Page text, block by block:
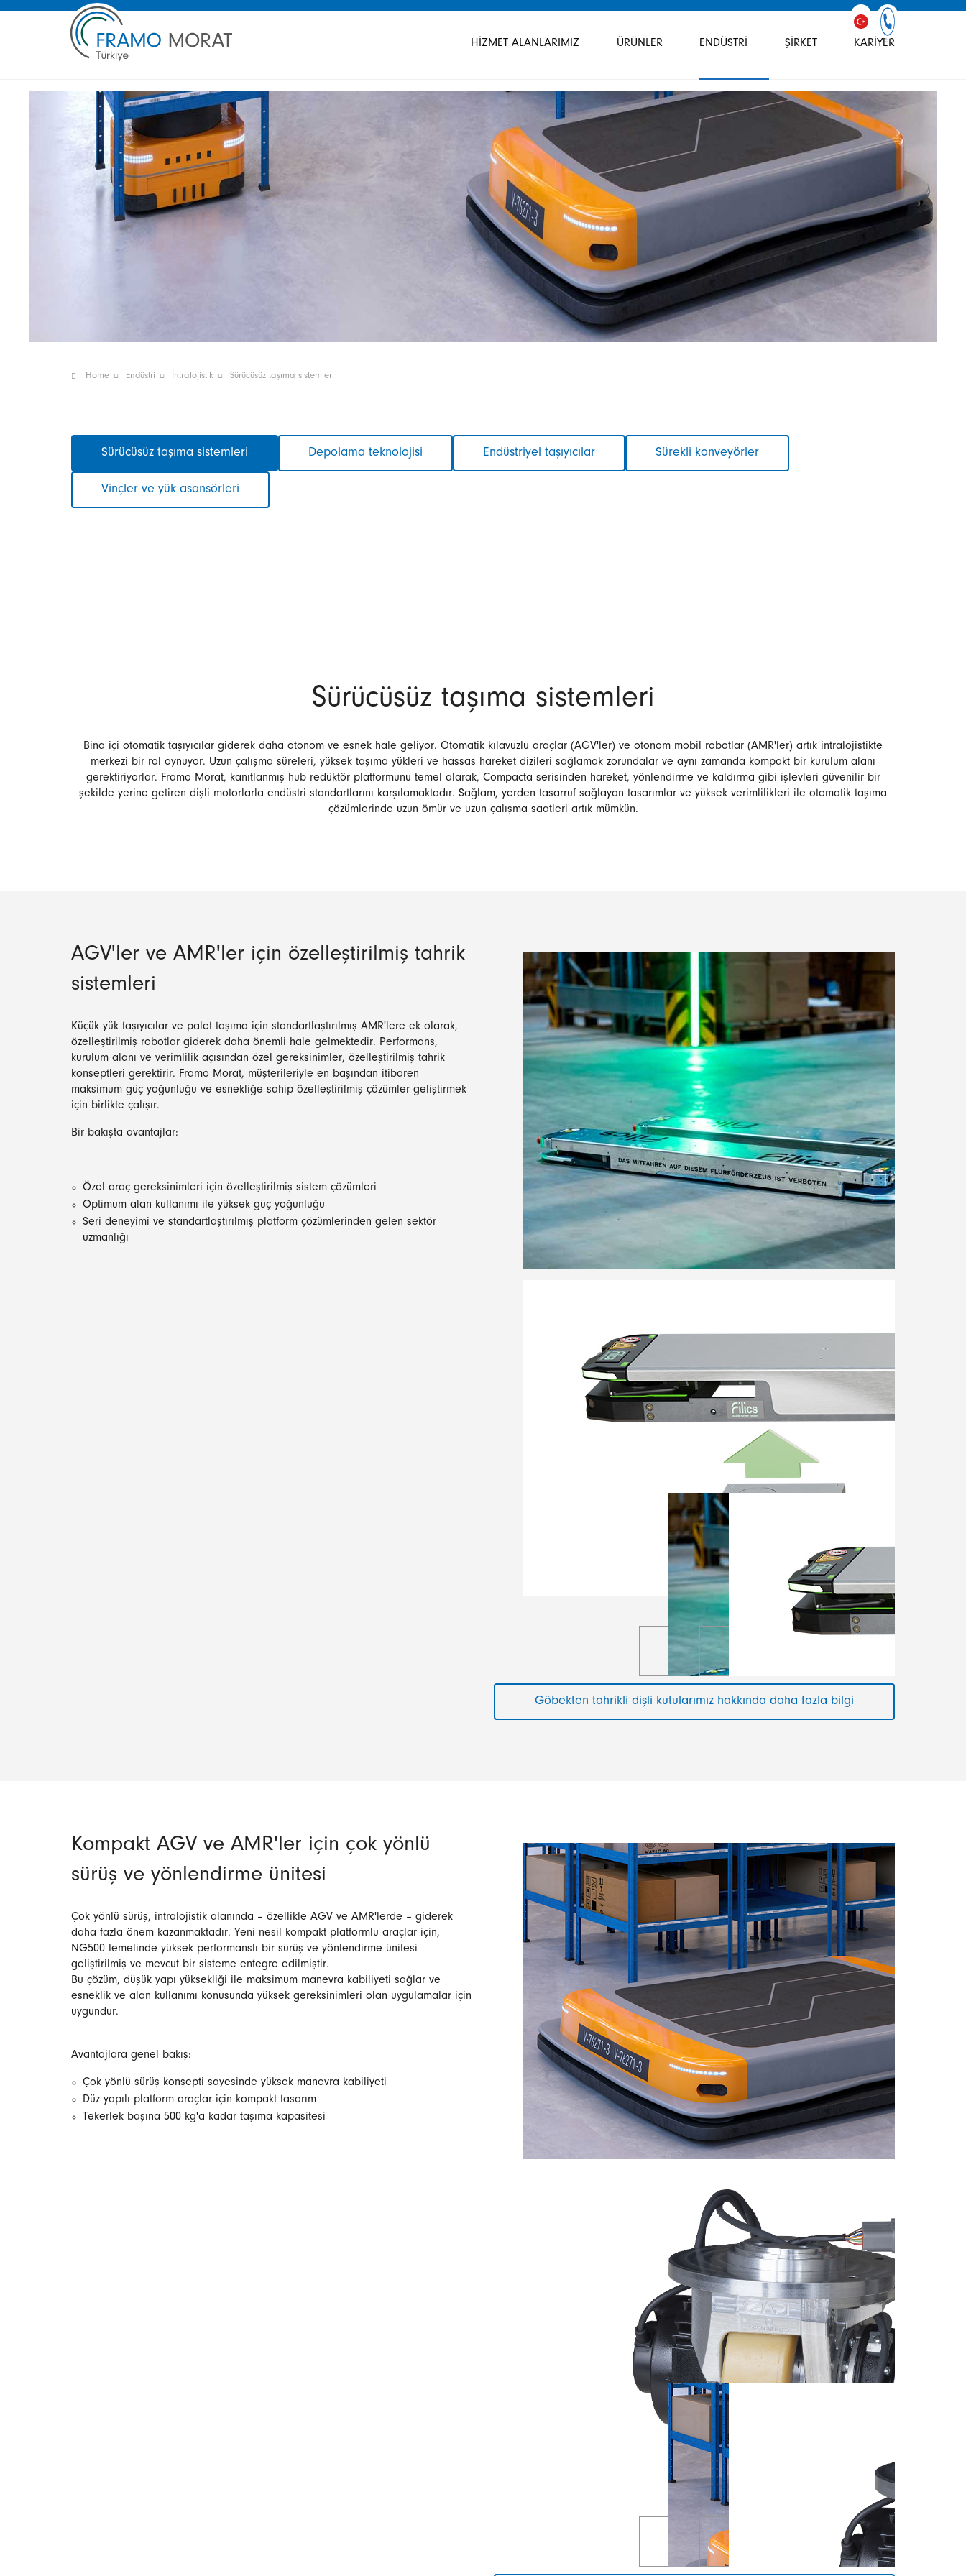
atla
HIZMET ALANLARIMIZ ÜRÜNLER ENDÜSTRI ŞIRKET KARIYER
Home Endüstri İntralojistik Sürücüsüz taşıma sistemleri
Sürücüsüz taşıma sistemleri Depolama teknolojisi Endüstriyel taşıyıcılar Sürekli konveyörler
Vinçler ve yük asansörleri
Sürücüsüz taşıma sistemleri
Bina içi otomatik taşıyıcılar giderek daha otonom ve esnek hale geliyor. Otomatik kılavuzlu araçlar (AGV'ler) ve otonom mobil robotlar (AMR'ler) artık intralojistikte
merkezi bir rol oynuyor. Uzun çalışma süreleri, yüksek taşıma yükleri ve hassas hareket dizileri sağlamak zorundalar ve aynı zamanda kompakt bir kurulum alanı
gerektiriyorlar. Framo Morat, kanıtlanmış hub redüktör platformunu temel alarak, Compacta serisinden hareket, yönlendirme ve kaldırma gibi işlevleri güvenilir bir
şekilde yerine getiren dişli motorlarla endüstri standartlarını karşılamaktadır. Sağlam, yerden tasarruf sağlayan tasarımlar ve yüksek verimlilikleri ile otomatik taşıma
çözümlerinde uzun ömür ve uzun çalışma saatleri artık mümkün.
AGV'ler ve AMR'ler için özelleştirilmiş tahrik
sistemleri
Küçük yük taşıyıcılar ve palet taşıma için standartlaştırılmış AMR'lere ek olarak,
özelleştirilmiş robotlar giderek daha önemli hale gelmektedir. Performans,
kurulum alanı ve verimlilik açısından özel gereksinimler, özelleştirilmiş tahrik
konseptleri gerektirir. Framo Morat, müşterileriyle en başından itibaren
maksimum güç yoğunluğu ve esnekliğe sahip özelleştirilmiş çözümler geliştirmek
için birlikte çalışır.
Bir bakışta avantajlar:
Özel araç gereksinimleri için özelleştirilmiş sistem çözümleri
Optimum alan kullanımı ile yüksek güç yoğunluğu
Seri deneyimi ve standartlaştırılmış platform çözümlerinden gelen sektör
uzmanlığı
Göbekten tahrikli dişli kutularımız hakkında daha fazla bilgi
Kompakt AGV ve AMR'ler için çok yönlü
sürüş ve yönlendirme ünitesi
Çok yönlü sürüş, intralojistik alanında – özellikle AGV ve AMR'lerde – giderek
daha fazla önem kazanmaktadır. Yeni nesil kompakt platformlu araçlar için,
NG500 temelinde yüksek performanslı bir sürüş ve yönlendirme ünitesi
geliştirilmiş ve mevcut bir sisteme entegre edilmiştir.
Bu çözüm, düşük yapı yüksekliği ile maksimum manevra kabiliyeti sağlar ve
esneklik ve alan kullanımı konusunda yüksek gereksinimleri olan uygulamalar için
uygundur.
Avantajlara genel bakış:
Çok yönlü sürüş konsepti sayesinde yüksek manevra kabiliyeti
Düz yapılı platform araçlar için kompakt tasarım
Tekerlek başına 500 kg'a kadar taşıma kapasitesi